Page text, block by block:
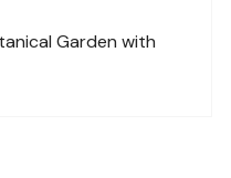
Garden with